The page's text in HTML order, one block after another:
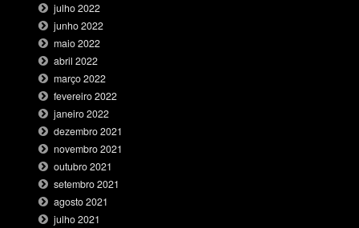
julho 2022
junho 2022
maio 2022
abril 2022
março 2022
fevereiro 2022
janeiro 2022
dezembro 2021
novembro 2021
outubro 2021
setembro 2021
agosto 2021
julho 2021